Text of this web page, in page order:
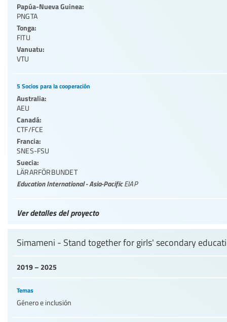
Papúa-Nueva Guinea:
PNGTA
Tonga:
FITU
Vanuatu:
VTU
5 Socios para la cooperación
Australia:
AEU
Canadá:
CTF/FCE
Francia:
SNES-FSU
Suecia:
LÄRARFÖRBUNDET
Education International - Asia-PacificEIAP
Ver detalles del proyecto
2019 – 2025
Simameni - Stand together for girls' secondary
Temas
Género e inclusión